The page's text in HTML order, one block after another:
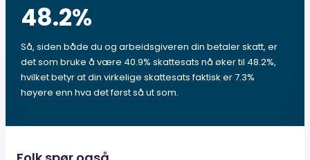
48.2%
Så, siden både du og arbeidsgiveren din betaler skatt, er
det som bruke å være 40.9% skattesats nå øker til 48.2%,
hvilket betyr at din virkelige skattesats faktisk er 7.3%
høyere enn hva det først så ut som.